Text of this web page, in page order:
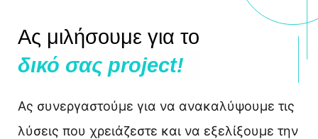
Ας μιλήσουμε για το
δικό σας project!
Ας συνεργαστούμε για να ανακαλύψουμε τις
λύσεις που χρειάζεστε και να εξελίξουμε την